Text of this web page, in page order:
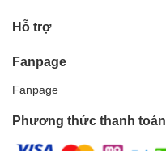
Hỗ trợ
Fanpage
Fanpage
Phương thức thanh toán